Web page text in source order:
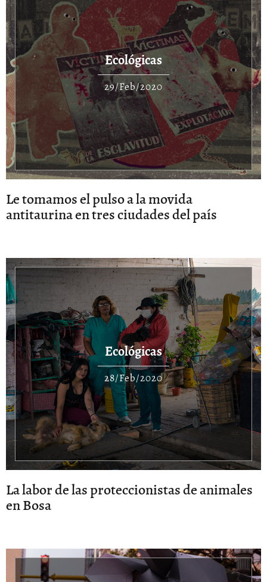
Ecológicas
29/Feb/2020
Le tomamos el pulso a la movida
antitaurina en tres ciudades del país
Ecológicas
28/Feb/2020
La labor de las proteccionistas de animales
en Bosa